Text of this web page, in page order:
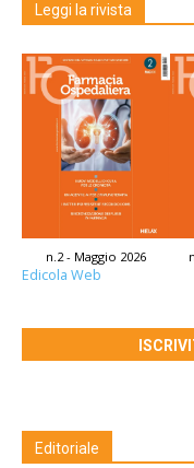
Leggi la rivista
n.2 - Maggio 2026
Edicola Web
Editoriale